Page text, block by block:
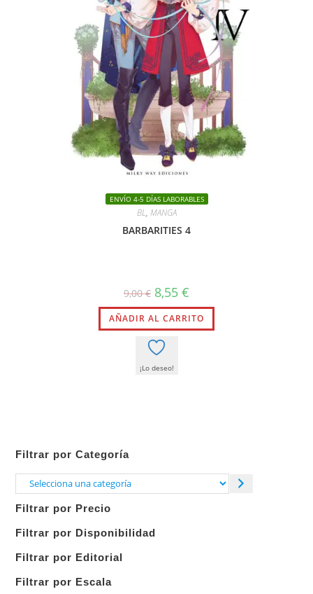
ENVÍO 4-5 DÍAS LABORABLES
BL, MANGA
BARBARITIES 4
9,00€ El
precio
original
era:
9,00 €.
8,55 €
actual
es:
8,55 €.
AÑADIR AL CARRITO
¡Lo deseo!
Filtrar por Categoría
Selecciona
categoría
Filtrar por Precio
Filtrar por Disponibilidad
Filtrar por Editorial
Filtrar por Escala